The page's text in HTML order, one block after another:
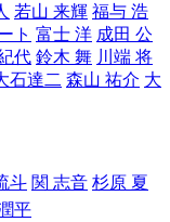
若山 来輝 福与 浩
ト 富士 洋 成田 公
代 鈴木 舞 川端 将
石達二 森山 祐介 大
斗 関 志音 杉原 夏
平